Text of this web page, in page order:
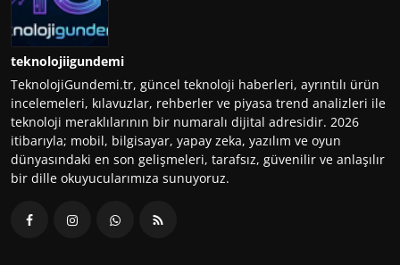
teknolojiigundemi
TeknolojiGundemi.tr, güncel teknoloji haberleri, ayrıntılı ürün
incelemeleri, kılavuzlar, rehberler ve piyasa trend analizleri ile
teknoloji meraklılarının bir numaralı dijital adresidir. 2026
itibarıyla; mobil, bilgisayar, yapay zeka, yazılım ve oyun
dünyasındaki en son gelişmeleri, tarafsız, güvenilir ve anlaşılır
bir dille okuyucularımıza sunuyoruz.